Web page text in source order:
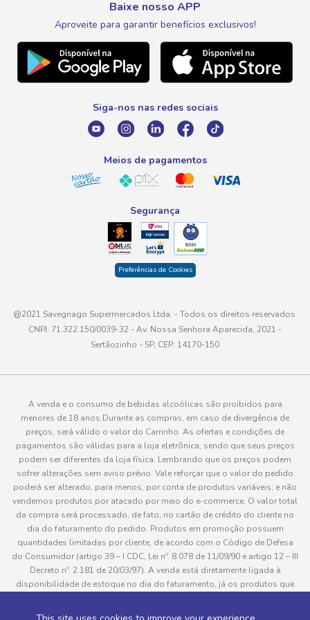
Natal
Promoção Fim de Ano
Canal de Ética
Meus Descontos
WhatsApp
Telefone
0800 016 6680
atendimento@savegnago.com.br
Baixe nosso APP
Aproveite para garantir benefícios exclusivos!
Siga-nos nas redes sociais
Meios de pagamentos
Segurança
Preferências de Cookies
@2021 Savegnago Supermercados Ltda. - Todos os direitos reservados.
CNPJ: 71.322.150/0039-32 - Av. Nossa Senhora Aparecida, 2021 -
Sertãozinho - SP, CEP: 14170-150
A venda e o consumo de bebidas alcoólicas são proibidos para
menores de 18 anos.Durante as compras, em caso de divergência de
preços, será válido o valor do Carrinho. As ofertas e condições de
pagamentos são válidas para a loja eletrônica, sendo que seus preços
podem ser diferentes da loja física. Lembrando que os preços podem
sofrer alterações sem aviso prévio. Vale reforçar que o valor do pedido
poderá ser alterado, para menos, por conta de produtos variáveis; e não
vendemos produtos por atacado por meio do e-commerce. O valor total
da compra será processado, de fato, no cartão de crédito do cliente no
dia do faturamento do pedido. Produtos em promoção possuem
quantidades limitadas por cliente, de acordo com o Código de Defesa
do Consumidor (artigo 39 – I CDC, Lei nº. 8.078 de 11/09/90 e artigo 12 – III
Decreto nº. 2.181 de 20/03/97). A venda está diretamente ligada à
disponibilidade de estoque no dia do faturamento, já os produtos que